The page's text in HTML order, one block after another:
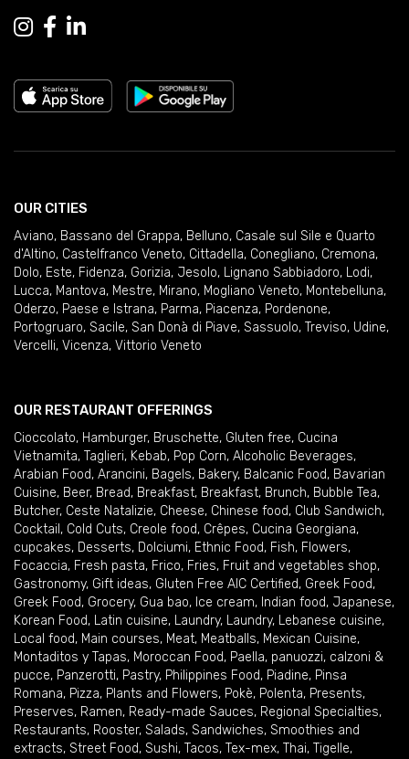
OUR CITIES
Aviano, Bassano del Grappa, Belluno, Casale sul Sile e Quarto
d'Altino, Castelfranco Veneto, Cittadella, Conegliano, Cremona,
Dolo, Este, Fidenza, Gorizia, Jesolo, Lignano Sabbiadoro, Lodi,
Lucca, Mantova, Mestre, Mirano, Mogliano Veneto, Montebelluna,
Oderzo, Paese e Istrana, Parma, Piacenza, Pordenone,
Portogruaro, Sacile, San Donà di Piave, Sassuolo, Treviso, Udine,
Vercelli, Vicenza, Vittorio Veneto
OUR RESTAURANT OFFERINGS
Cioccolato, Hamburger, Bruschette, Gluten free, Cucina
Vietnamita, Taglieri, Kebab, Pop Corn, Alcoholic Beverages,
Arabian Food, Arancini, Bagels, Bakery, Balcanic Food, Bavarian
Cuisine, Beer, Bread, Breakfast, Breakfast, Brunch, Bubble Tea,
Butcher, Ceste Natalizie, Cheese, Chinese food, Club Sandwich,
Cocktail , Cold Cuts, Creole food, Crêpes, Cucina Georgiana,
cupcakes, Desserts, Dolciumi, Ethnic Food, Fish, Flowers,
Focaccia, Fresh pasta, Frico, Fries, Fruit and vegetables shop,
Gastronomy, Gift ideas, Gluten Free AIC Certified, Greek Food,
Greek Food, Grocery, Gua bao, Ice cream, Indian food, Japanese,
Korean Food, Latin cuisine, Laundry, Laundry, Lebanese cuisine,
Local food, Main courses, Meat, Meatballs, Mexican Cuisine,
Montaditos y Tapas, Moroccan Food, Paella, panuozzi, calzoni &
pucce, Panzerotti, Pastry, Philippines Food, Piadine, Pinsa
Romana, Pizza, Plants and Flowers, Pokè, Polenta, Presents,
Preserves, Ramen, Ready-made Sauces, Regional Specialties,
Restaurants, Rooster, Salads, Sandwiches, Smoothies and
extracts, Street Food, Sushi, Tacos, Tex-mex, Thai, Tigelle,